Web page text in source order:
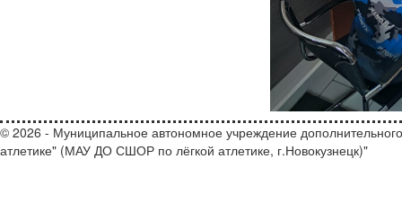
© 2026 - Муниципальное автономное учреждение
атлетике" (МАУ ДО СШОР по лёгкой атлетике, г.Новокузнецк)"